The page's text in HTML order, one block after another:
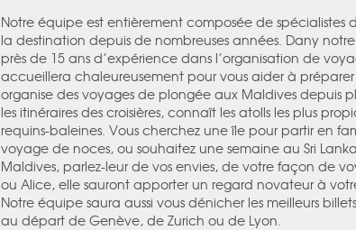
Notre équipe est entièrement composée de spécialistes
la destination depuis de nombreuses années. Dany
près de 15 ans d’expérience dans l’organisation de
accueillera chaleureusement pour vous aider à préparer
organise des voyages de plongée aux Maldives depuis
les itinéraires des croisières, connaît les atolls les plus
requins-baleines. Vous cherchez une île pour partir en
voyage de noces, ou souhaitez une semaine au Sri
Maldives, parlez-leur de vos envies, de votre façon de
ou Alice, elle sauront apporter un regard novateur à
Notre équipe saura aussi vous dénicher les meilleurs
au départ de Genève, de Zurich ou de Lyon.